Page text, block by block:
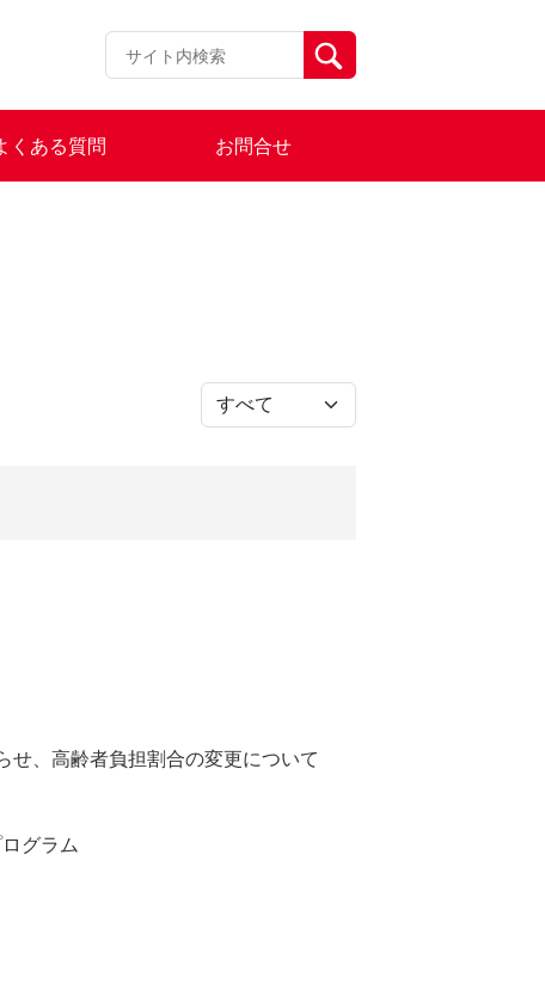
くある質問 お問合せ
、高齢者負担割合の変更について
グラム